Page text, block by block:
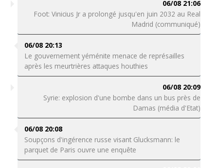
06/08 21:06
Foot: Vinicius Jr a prolongé jusqu'en juin 2032 au Real
Madrid (communiqué)
06/08 20:13
Le gouvernement yéménite menace de représailles
après les meurtrières attaques houthies
06/08 20:09
Syrie: explosion d'une bombe dans un bus près de
Damas (média d'Etat)
06/08 20:08
Soupçons d'ingérence russe visant Glucksmann: le
parquet de Paris ouvre une enquête